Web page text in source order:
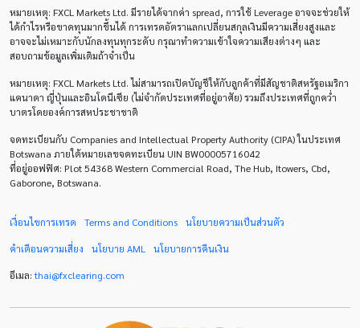
CAD CHF COVID-19 CPI Charles Dow
Cherry Blossom Chinese Yuan
Correlation Matrix D1 DXY DailyFX
Default mode network
ECB ECN EMA EUR EUR/AUD
EUR/USD
EURUSD Expert Advisor Expert Advisors
FOMC FXCL FXStreet Fed
Forex Factory
หมายเหตุ: FXCL Markets Ltd. มีรายได้จากค่า spread, การใช้ Leverageอาจจะช่วยให้
ได้กำไรหรือขาดทุนมากขึ้นได้ การเทรดอัตราแลกเปลี่ยนสกุลเงินมีความเสี่ยงสูงและ
อาจจะไม่เหมาะกับนักลงทุนทุกระดับ กรุณาทำความเข้าใจความเสียงต่างๆ และ
สอบถามข้อมูลเพิ่มเติมถ้าจำเป็น
หมายเหตุ: FXCL Markets Ltd.ไม่สามารถเปิดบัญชีให้กับลูกค้าที่มีสัญชาติสหรัฐอเมริกา
แคนาดา ญี่ปุ่นและอินโดนีเซีย (ไม่จำกัดประเทศที่อยู่อาศัย) รวมถึงประเทศที่ถูกคว่ำ
บาตรโดยองค์การสหประชาชาติ
จดทะเบียนกับ Companies and Intellectual Property Authority (CIPA) ในประเทศ
Botswana ภายใต้หมายเลขจดทะเบียน UIN BW00005716042
ที่อยู่ออฟฟิศ: Plot 54368 Western Commercial Road, The Hub, Itowers, Cbd,
Gaborone, Botswana.
เงื่อนไขการเทรด Terms and Conditions นโยบายความเป็นส่วนตัว
คำเตือนความเสี่ยง นโยบาย AML นโยบายการคืนเงิน
อีเมล:thai@fxclearing.com